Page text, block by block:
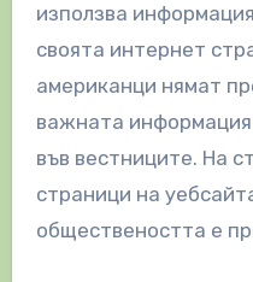
използва
своята интернет
американци нямат
важната информация
във вестниците. На
страници на
обществеността е